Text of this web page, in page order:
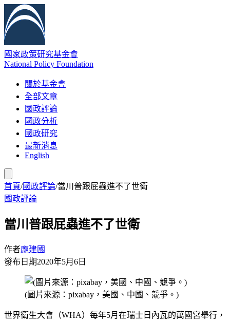
國家政策研究基金會
National Policy Foundation
關於基金會
全部文章
國政評論
國政分析
國政研究
最新消息
English
首頁/國政評論/當川普跟屁蟲進不了世衛
國政評論
當川普跟屁蟲進不了世衛
作者龐建國
發布日期2020年5月6日
(圖片來源：pixabay，美國、中國、競爭。)
世界衛生大會（WHA）每年5月在瑞士日內瓦的萬國宮舉行，